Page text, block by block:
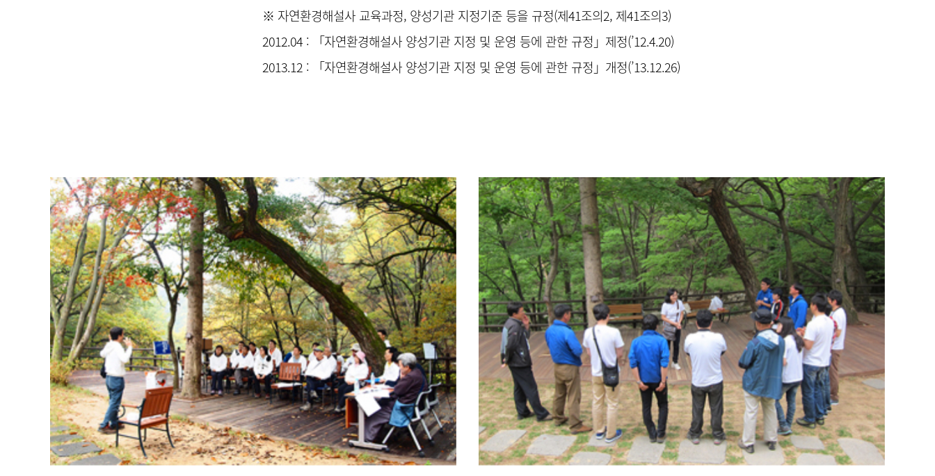
※ 자연환경해설사 교육과정, 양성기관 지정기준 등을 규정(제41조의2, 제41조의3)
2012.04 : 「자연환경해설사 양성기관 지정 및 운영 등에 관한 규정」제정(’12.4.20)
2013.12 : 「자연환경해설사 양성기관 지정 및 운영 등에 관한 규정」개정(’13.12.26)